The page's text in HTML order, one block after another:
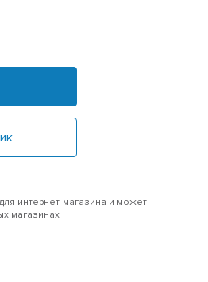
интернет-магазина и может
магазинах